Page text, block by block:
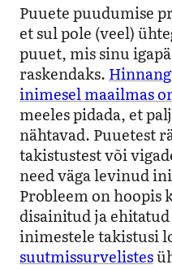
Puuete puudumise
et sul pole (veel)
puuet, mis sinu
raskendaks.
inimesel maailmas
meeles pidada, et
nähtavad. Puuetest
takistustest või
need väga levinud
Probleem on hoopis
disainitud ja
inimestele takistusi
suutmissurvelistes